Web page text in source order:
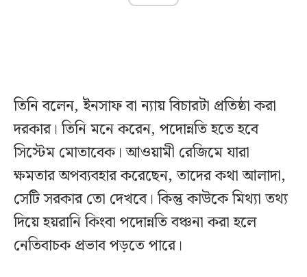
তিনি বলেন, ইনসাফ বা ন্যায় বিচারটা প্রতিষ্ঠা করা
দরকার। তিনি মনে করেন, পদোন্নতি হতে হবে
সিস্টেম মোতাবেক। আওয়ামী রেজিমে যারা
ক্ষমতার অপব্যবহার করেছেন, তাদের কথা আলাদা,
সেটি সরকার তো দেখবে। কিন্তু কাউকে মিথ্যা তথ্য
দিয়ে হয়রানি কিংবা পদোন্নতি বঞ্চনা করা হলে
নেতিবাচক প্রভাব পড়তে পারে।